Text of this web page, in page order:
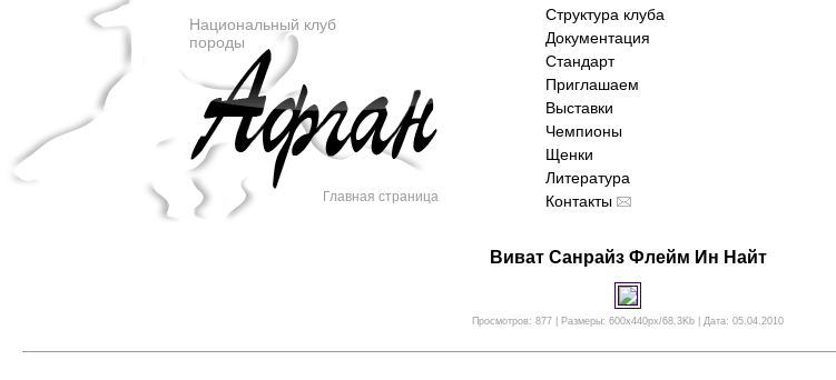
Национальный клуб
породы
Главная страница
Структура клуба
Документация
Стандарт
Приглашаем
Выставки
Чемпионы
Щенки
Литература
Контакты
Виват Санрайз Флейм Ин Найт
Просмотров: 877 | Размеры: 600x440px/68.3Kb | Дата: 05.04.2010